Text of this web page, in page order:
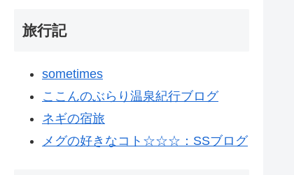
旅行記
sometimes
ここんのぶらり温泉紀行ブログ
ネギの宿旅
メグの好きなコト☆☆☆：SSブログ